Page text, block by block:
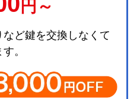
円～
ど鍵を交換しなくて
。